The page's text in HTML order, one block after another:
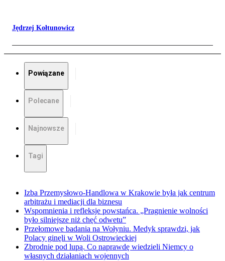
Jędrzej Kołtunowicz
Powiązane
Polecane
Najnowsze
Tagi
Izba Przemysłowo-Handlowa w Krakowie była jak centrum
arbitrażu i mediacji dla biznesu
Wspomnienia i refleksje powstańca. „Pragnienie wolności
było silniejsze niż chęć odwetu”
Przełomowe badania na Wołyniu. Medyk sprawdzi, jak
Polacy ginęli w Woli Ostrowieckiej
Zbrodnie pod lupą. Co naprawdę wiedzieli Niemcy o
własnych działaniach wojennych